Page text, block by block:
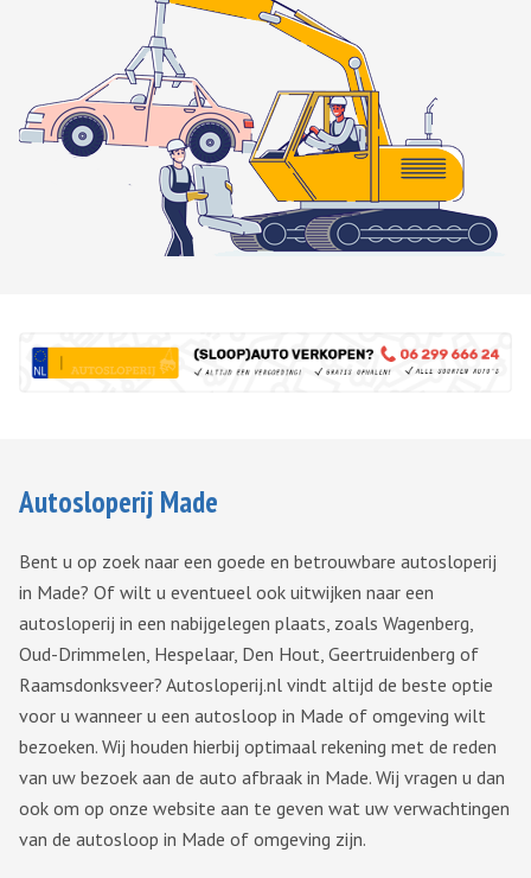
Autosloperij Made
Bent u op zoek naar een goede en betrouwbare autosloperij
in Made? Of wilt u eventueel ook uitwijken naar een
autosloperij in een nabijgelegen plaats, zoals Wagenberg,
Oud-Drimmelen, Hespelaar, Den Hout, Geertruidenberg of
Raamsdonksveer? Autosloperij.nl vindt altijd de beste optie
voor u wanneer u een autosloop in Made of omgeving wilt
bezoeken. Wij houden hierbij optimaal rekening met de reden
van uw bezoek aan de auto afbraak in Made. Wij vragen u dan
ook om op onze website aan te geven wat uw verwachtingen
van de autosloop in Made of omgeving zijn.